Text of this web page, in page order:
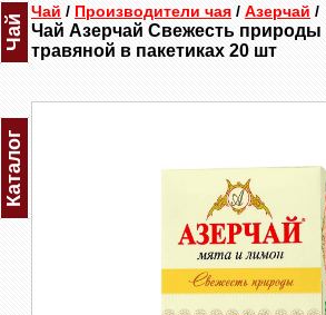
Чай
Каталог
Чай / Производители чая / Азерчай /
Чай Азерчай Свежесть
травяной в пакетиках 20 шт